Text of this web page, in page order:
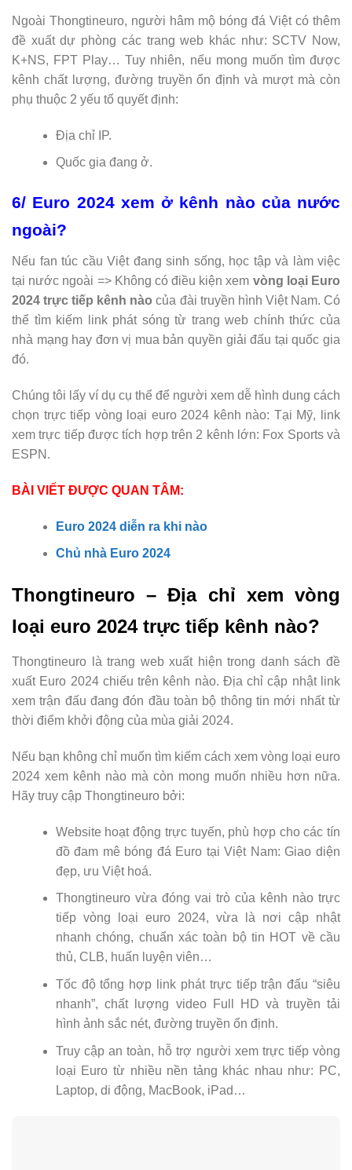
Ngoài Thongtineuro, người hâm mộ bóng đá Việt có thêm
đề xuất dự phòng các trang web khác như: SCTV Now,
K+NS, FPT Play… Tuy nhiên, nếu mong muốn tìm được
kênh chất lượng, đường truyền ổn định và mượt mà còn
phụ thuộc 2 yếu tố quyết định:
Địa chỉ IP.
Quốc gia đang ở.
6/ Euro 2024 xem ở kênh nào của nước
ngoài?
Nếu fan túc cầu Việt đang sinh sống, học tập và làm việc
tại nước ngoài => Không có điều kiện xem vòng loại Euro
2024 trực tiếp kênh nào của đài truyền hình Việt Nam. Có
thể tìm kiếm link phát sóng từ trang web chính thức của
nhà mạng hay đơn vị mua bản quyền giải đấu tại quốc gia
đó.
Chúng tôi lấy ví dụ cụ thể để người xem dễ hình dung cách
chọn trực tiếp vòng loại euro 2024 kênh nào: Tại Mỹ, link
xem trực tiếp được tích hợp trên 2 kênh lớn: Fox Sports và
ESPN.
BÀI VIẾT ĐƯỢC QUAN TÂM:
Euro 2024 diễn ra khi nào
Chủ nhà Euro 2024
Thongtineuro – Địa chỉ xem vòng
loại euro 2024 trực tiếp kênh nào?
Thongtineuro là trang web xuất hiện trong danh sách đề
xuất Euro 2024 chiếu trên kênh nào. Địa chỉ cập nhật link
xem trận đấu đang đón đầu toàn bộ thông tin mới nhất từ
thời điểm khởi động của mùa giải 2024.
Nếu bạn không chỉ muốn tìm kiếm cách xem vòng loại euro
2024 xem kênh nào mà còn mong muốn nhiều hơn nữa.
Hãy truy cập Thongtineuro bởi:
Website hoạt động trực tuyến, phù hợp cho các tín
đồ đam mê bóng đá Euro tại Việt Nam: Giao diện
đẹp, ưu Việt hoá.
Thongtineuro vừa đóng vai trò của kênh nào trực
tiếp vòng loại euro 2024, vừa là nơi cập nhật
nhanh chóng, chuẩn xác toàn bộ tin HOT về cầu
thủ, CLB, huấn luyện viên…
Tốc độ tổng hợp link phát trực tiếp trận đấu “siêu
nhanh”, chất lượng video Full HD và truyền tải
hình ảnh sắc nét, đường truyền ổn định.
Truy cập an toàn, hỗ trợ người xem trực tiếp vòng
loại Euro từ nhiều nền tảng khác nhau như: PC,
Laptop, di động, MacBook, iPad…